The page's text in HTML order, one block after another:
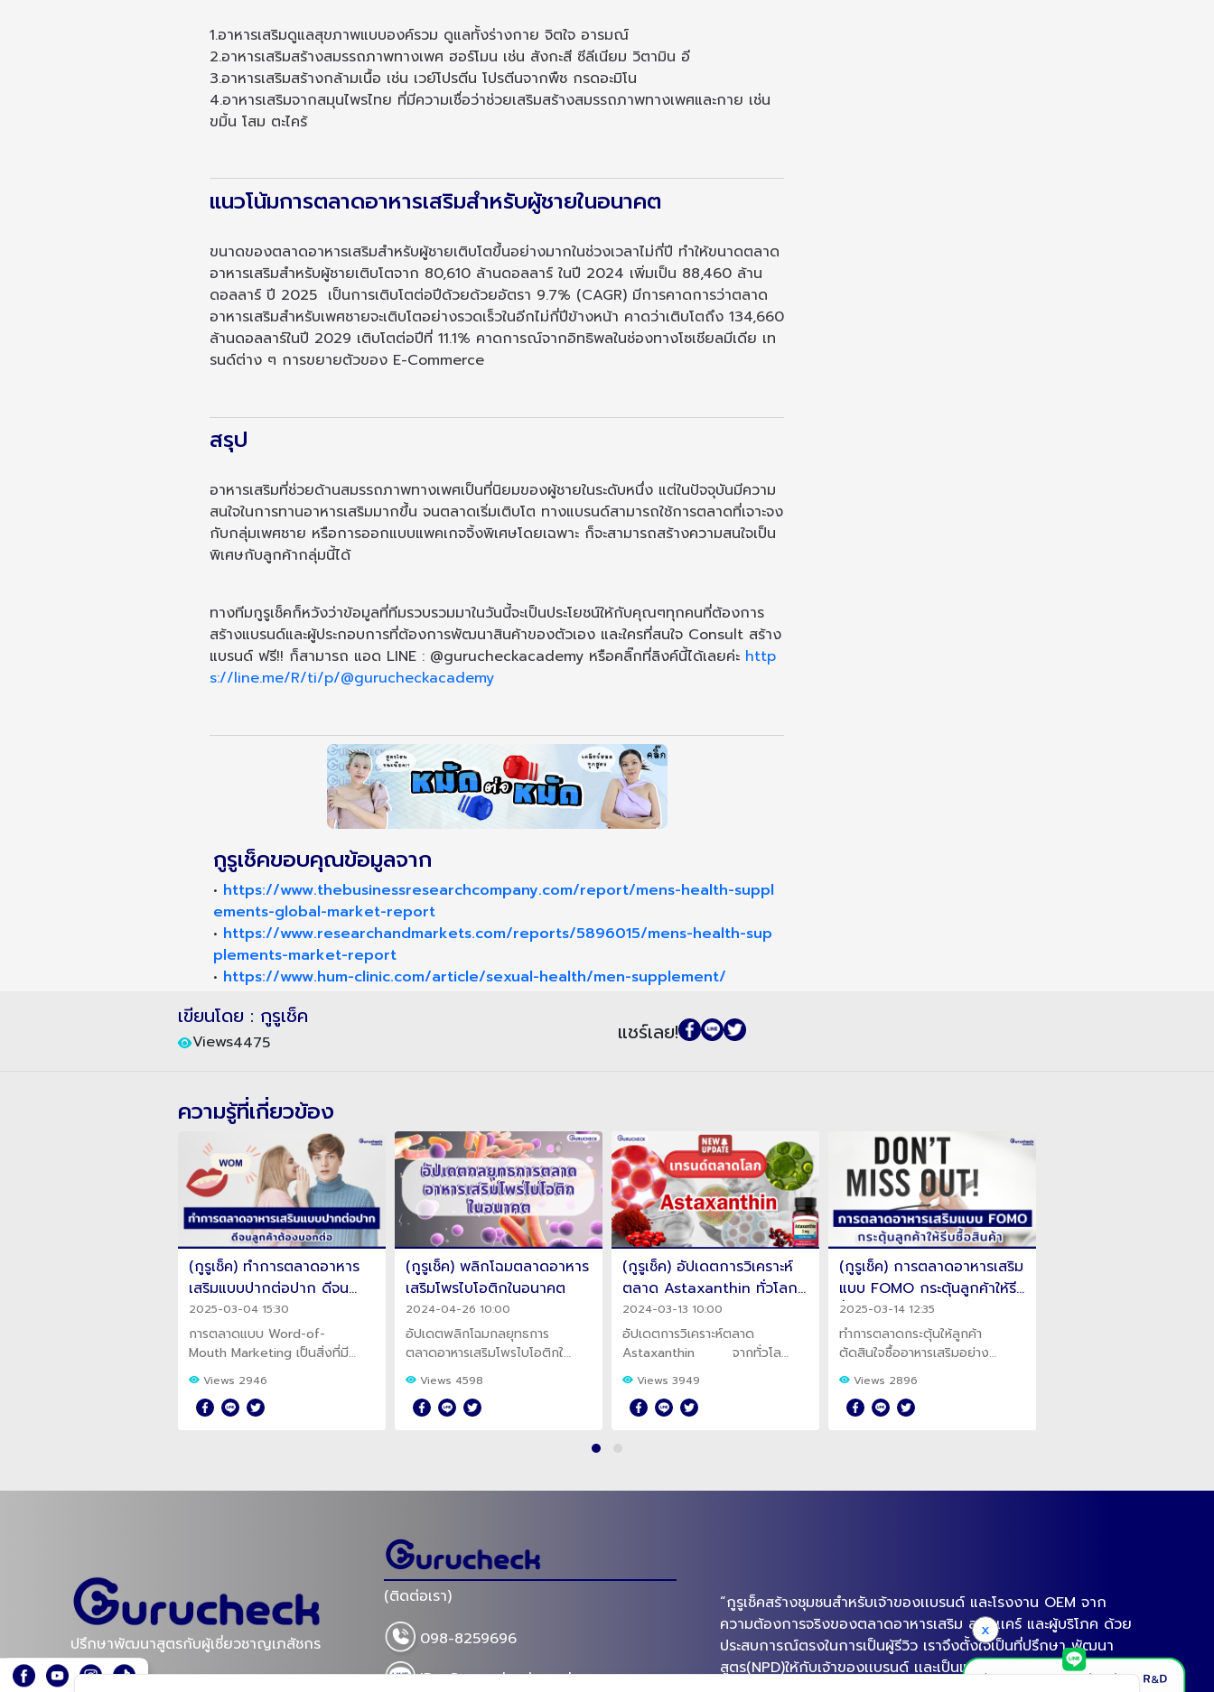
x
1.อาหารเสริมดูแลสุขภาพแบบองค์รวม ดูแลทั้งร่างกาย จิตใจ อารมณ์
2.อาหารเสริมสร้างสมรรถภาพทางเพศ ฮอร์โมน เช่น สังกะสี ซีลีเนียม วิตามิน อี
3.อาหารเสริมสร้างกล้ามเนื้อ เช่น เวย์โปรตีน โปรตีนจากพืช กรดอะมิโน
4.อาหารเสริมจากสมุนไพรไทย ที่มีความเชื่อว่าช่วยเสริมสร้างสมรรถภาพทางเพศและกาย เช่น
ขมิ้น โสม ตะไคร้
แนวโน้มการตลาดอาหารเสริมสำหรับผู้ชายในอนาคต
ขนาดของตลาดอาหารเสริมสำหรับผู้ชายเติบโตขึ้นอย่างมากในช่วงเวลาไม่กี่ปี ทำให้ขนาดตลาด
อาหารเสริมสำหรับผู้ชายเติบโตจาก 80,610 ล้านดอลลาร์ ในปี 2024 เพิ่มเป็น 88,460 ล้าน
ดอลลาร์ ปี 2025 เป็นการเติบโตต่อปีด้วยด้วยอัตรา 9.7% (CAGR) มีการคาดการว่าตลาด
อาหารเสริมสำหรับเพศชายจะเติบโตอย่างรวดเร็วในอีกไม่กี่ปีข้างหน้า คาดว่าเติบโตถึง 134,660
ล้านดอลลาร์ในปี 2029 เติบโตต่อปีที่ 11.1% คาดการณ์จากอิทธิพลในช่องทางโซเชียลมีเดีย เท
รนด์ต่าง ๆ การขยายตัวของ E-Commerce
สรุป
อาหารเสริมที่ช่วยด้านสมรรถภาพทางเพศเป็นที่นิยมของผู้ชายในระดับหนึ่ง แต่ในปัจจุบันมีความ
สนใจในการทานอาหารเสริมมากขึ้น จนตลาดเริ่มเติบโต ทางแบรนด์สามารถใช้การตลาดที่เจาะจง
กับกลุ่มเพศชาย หรือการออกแบบแพคเกจจิ้งพิเศษโดยเฉพาะ ก็จะสามารถสร้างความสนใจเป็น
พิเศษกับลูกค้ากลุ่มนี้ได้
ทางทีมกูรูเช็คก็หวังว่าข้อมูลที่ทีมรวบรวมมาในวันนี้จะเป็นประโยชน์ให้กับคุณๆทุกคนที่ต้องการ
สร้างแบรนด์และผู้ประกอบการที่ต้องการพัฒนาสินค้าของตัวเอง และใครที่สนใจ Consult สร้าง
แบรนด์ ฟรี!! ก็สามารถ แอด LINE : @gurucheckacademy หรือคลิ๊กที่ลิงค์นี้ได้เลยค่ะ http
s://line.me/R/ti/p/@gurucheckacademy
กูรูเช็คขอบคุณข้อมูลจาก
• https://www.thebusinessresearchcompany.com/report/mens-health-suppl
ements-global-market-report
• https://www.researchandmarkets.com/reports/5896015/mens-health-sup
plements-market-report
• https://www.hum-clinic.com/article/sexual-health/men-supplement/
เขียนโดย : กูรูเช็ค
Views4475 แชร์เลย!
ความรู้ที่เกี่ยวข้อง
(กูรูเช็ค) ทำการตลาดอาหาร
เสริมแบบปากต่อปาก ดีจน
ลูกค้าต้องบอกต่อ
2025-03-04 15:30
การตลาดแบบ Word-of-
Mouth Marketing เป็นสิ่งที่มี
อยู่มานาน และช่วยขยายฐาน
ลูกค้าให้มาสนใจผลิตภัณฑ์
อาหารเสริมได้ดี หากเลือก
Views 2946
(กูรูเช็ค) พลิกโฉมตลาดอาหาร
เสริมโพรไบโอติกในอนาคต
2024-04-26 10:00
อัปเดตพลิกโฉมกลยุทธการ
ตลาดอาหารเสริมโพรไบโอติกใน
ยุคปัจจุบันและแนวโน้มตลาดใน
อนาคต ต่อความต้องการของผู้
บริโภคในแง่ส่งเสริมสุขภาพด้าน
Views 4598
(กูรูเช็ค) อัปเดตการวิเคราะห์
ตลาด Astaxanthin ทั่วโลกปี
2024-2030
2024-03-13 10:00
อัปเดตการวิเคราะห์ตลาด
Astaxanthin จากทั่วโลก
พร้อมทั้งการคาดการณ์ตลาด
Astaxanthin ถึงปี 2030 เพื่อ
เป็นแนวทางให้ผู้ประกอบการ
Views 3949
(กูรูเช็ค) การตลาดอาหารเสริม
แบบ FOMO กระตุ้นลูกค้าให้รีบ
ซื้อสินค้า
2025-03-14 12:35
ทำการตลาดกระตุ้นให้ลูกค้า
ตัดสินใจซื้ออาหารเสริมอย่าง
รวดเร็ว ตามทันก่อนใคร ด้วย
การตลาด FOMO
Views 2896
ปรึกษาพัฒนาสูตรกับผู้เชี่ยวชาญเภสัชกร
R&D
(ติดต่อเรา)
098-8259696
ID : @gurucheckacademy
“กูรูเช็คสร้างชุมชนสำหรับเจ้าของเเบรนด์ และโรงงาน OEM จาก
ความต้องการจริงของตลาดอาหารเสริม สกินเเคร์ และผู้บริโภค ด้วย
ประสบการณ์ตรงในการเป็นผู้รีวิว เราจึงตั้งใจเป็นที่ปรึกษา พัฒนา
สูตร(NPD)ให้กับเจ้าของเเบรนด์ เเละเป็นแพลตฟอร์มที่รวมโรงงาน